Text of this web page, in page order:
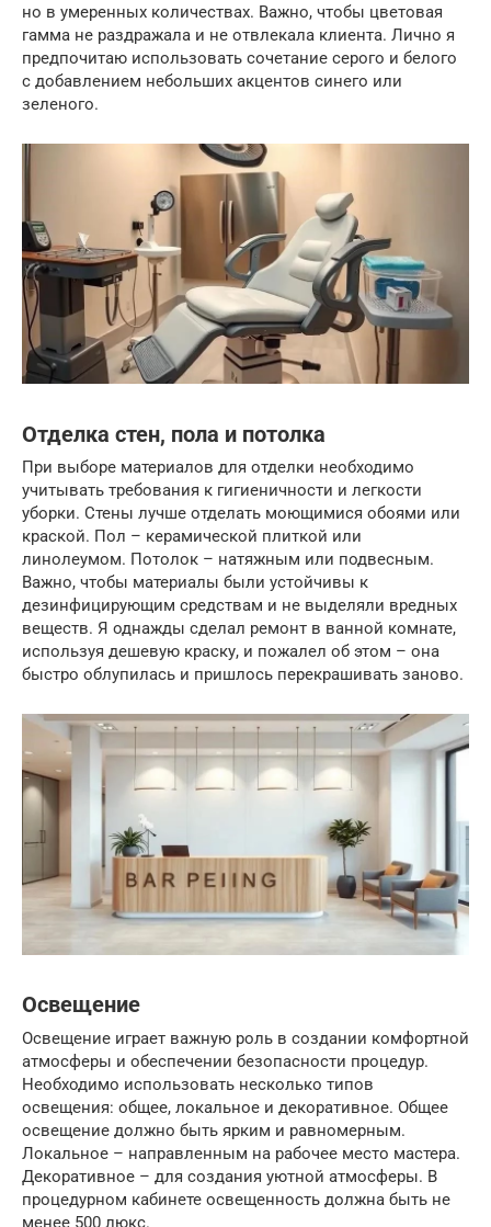
но в умеренных количествах. Важно, чтобы цветовая
гамма не раздражала и не отвлекала клиента. Лично я
предпочитаю использовать сочетание серого и белого
с добавлением небольших акцентов синего или
зеленого.
Отделка стен, пола и потолка
При выборе материалов для отделки необходимо
учитывать требования к гигиеничности и легкости
уборки. Стены лучше отделать моющимися обоями или
краской. Пол – керамической плиткой или
линолеумом. Потолок – натяжным или подвесным.
Важно, чтобы материалы были устойчивы к
дезинфицирующим средствам и не выделяли вредных
веществ. Я однажды сделал ремонт в ванной комнате,
используя дешевую краску, и пожалел об этом – она
быстро облупилась и пришлось перекрашивать заново.
Освещение
Освещение играет важную роль в создании комфортной
атмосферы и обеспечении безопасности процедур.
Необходимо использовать несколько типов
освещения: общее, локальное и декоративное. Общее
освещение должно быть ярким и равномерным.
Локальное – направленным на рабочее место мастера.
Декоративное – для создания уютной атмосферы. В
процедурном кабинете освещенность должна быть не
менее 500 люкс.